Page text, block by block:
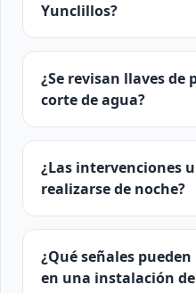
Yunclillos?
¿Se revisan llaves de
corte de agua?
¿Las intervenciones
realizarse de noche?
¿Qué señales
en una instalación